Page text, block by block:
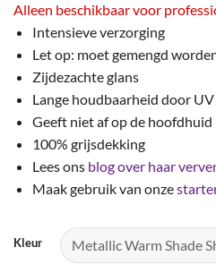
opklant
waarderingen
Alleen beschikbaar voor
Intensieve verzorging
Let op: moet gemengd
Zijdezachte glans
Lange houdbaarheid door
Geeft niet af op de hoofdhuid
100% grijsdekking
Lees ons blog over haar
Maak gebruik van onze
Kleur